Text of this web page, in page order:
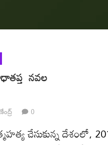
నవల
0
చేసుకున్న దేశంలో,